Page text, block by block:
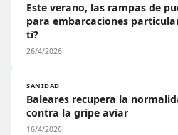
Este verano, las rampas de
para embarcaciones
ti?
26/4/2026
SANIDAD
Baleares recupera la
contra la gripe aviar
16/4/2026